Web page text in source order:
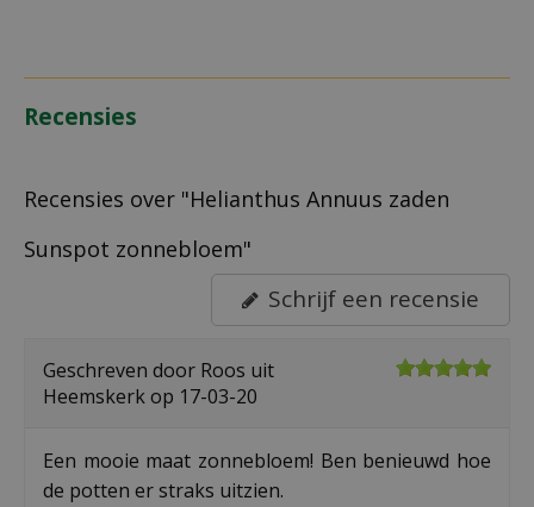
Recensies
Recensies over "Helianthus Annuus zaden
Sunspot zonnebloem"
Schrijf een recensie
Geschreven door Roos uit
Heemskerk op 17-03-20
Een mooie maat zonnebloem! Ben benieuwd hoe
de potten er straks uitzien.